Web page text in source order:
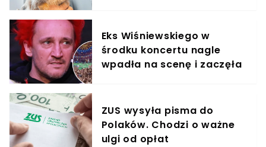
Eks Wiśniewskiego w
środku koncertu nagle
wpadła na scenę i zaczęła
ZUS wysyła pisma do
Polaków. Chodzi o ważne
ulgi od opłat